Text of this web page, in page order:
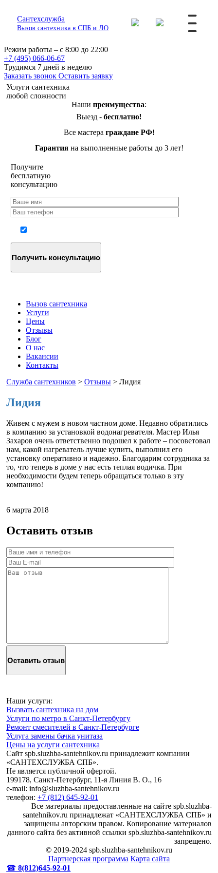
Сантехслужба
Вызов сантехника в СПБ и ЛО
Режим работы – с 8:00 до 22:00
+7 (495) 066-06-67
Трудимся 7 дней в неделю
Заказать звонок Оставить заявку
Услуги сантехника
любой сложности
Наши преимущества:
Выезд - бесплатно!
Все мастера граждане РФ!
Гарантияна выполненные работы до 3 лет!
Получите
бесплатную
консультацию
Вызов сантехника
Услуги
Цены
Отзывы
Блог
О нас
Вакансии
Контакты
Служба сантехников > Отзывы > Лидия
Лидия
Живем с мужем в новом частном доме. Недавно обратились
в компанию за установкой водонагревателя. Мастер Илья
Захаров очень ответственно подошел к работе – посоветовал
нам, какой нагреватель лучше купить, выполнил его
установку оперативно и надежно. Благодарим сотрудника за
то, что теперь в доме у нас есть теплая водичка. При
необходимости будем теперь обращаться только в эту
компанию!
6 марта 2018
Оставить отзыв
Наши услуги:
Вызвать сантехника на дом
Услуги по метро в Санкт-Петербургу
Ремонт смесителей в Санкт-Петербурге
Услуга замены бачка унитаза
Цены на услуги сантехника
Сайт spb.sluzhba-santehnikov.ru принадлежит компании
«САНТЕХСЛУЖБА СПБ».
Не является публичной офертой.
199178, Санкт-Петербург, 11-я Линия В. О., 16
e-mail: info@sluzhba-santehnikov.ru
телефон: +7 (812) 645-92-01
Все материалы предоставленные на сайте spb.sluzhba-
santehnikov.ru принадлежат «САНТЕХСЛУЖБА СПБ» и
защищены авторским правом. Копирование материалов
данного сайта без активной ссылки spb.sluzhba-santehnikov.ru
запрещено.
© 2019-2024 spb.sluzhba-santehnikov.ru
Партнерская программа Карта сайта
☎ 8(812)645-92-01